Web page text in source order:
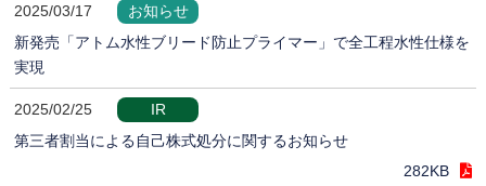
2025/03/17
お知らせ
新発売「アトム水性ブリード防止プライマー」で全工程水性仕様を
実現
2025/02/25
IR
第三者割当による自己株式処分に関するお知らせ
282KB